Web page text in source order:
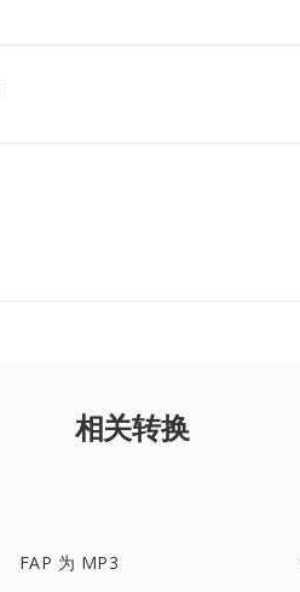
相关转换
FAP 为 MP3